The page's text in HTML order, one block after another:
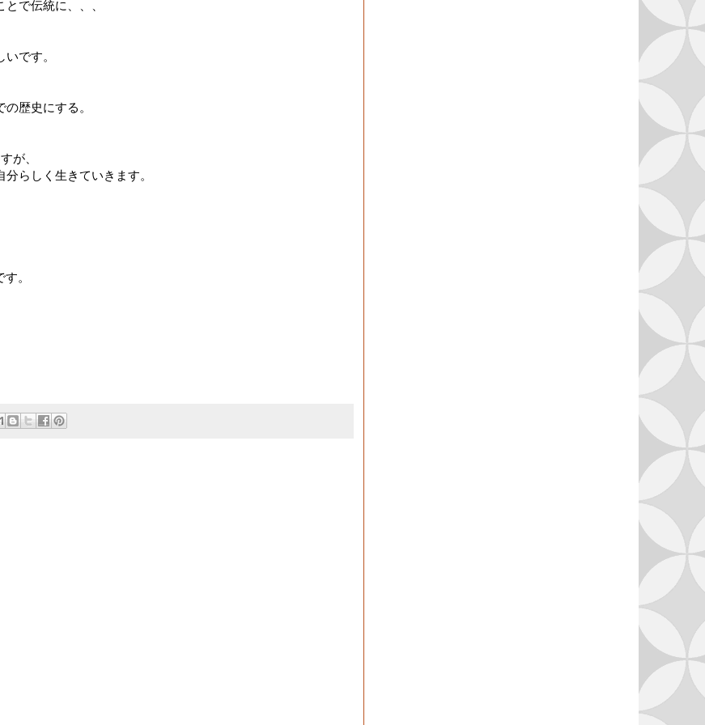
で伝統に、、、
です。
歴史にする。
が、
らしく生きていきます。
。